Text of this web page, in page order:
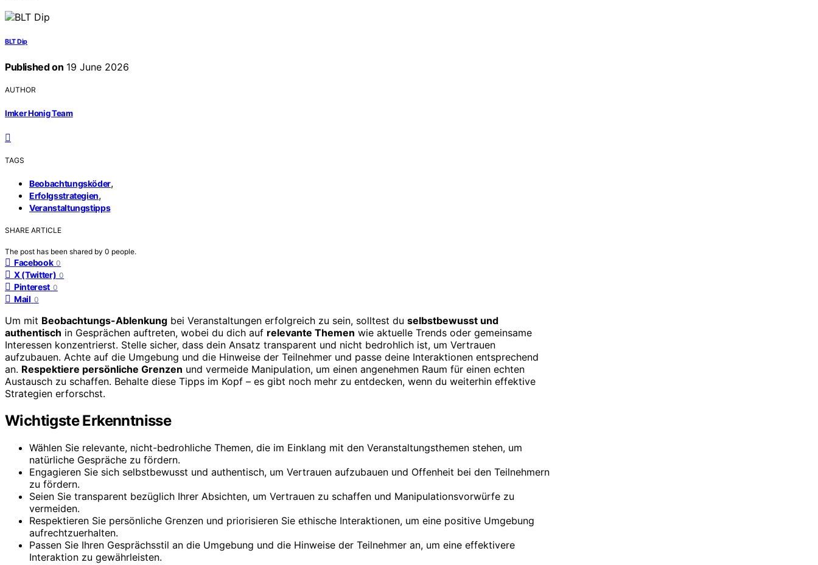
BLT Dip
Published on 19 June 2026
AUTHOR
Imker Honig Team
TAGS
Beobachtungsköder,
Erfolgsstrategien,
Veranstaltungstipps
SHARE ARTICLE
The post has been shared by 0 people.
Facebook 0
X (Twitter) 0
Pinterest 0
Mail 0
Um mit Beobachtungs-Ablenkung bei Veranstaltungen erfolgreich zu sein, solltest du selbstbewusst und
authentisch in Gesprächen auftreten, wobei du dich auf relevante Themen wie aktuelle Trends oder gemeinsame
Interessen konzentrierst. Stelle sicher, dass dein Ansatz transparent und nicht bedrohlich ist, um Vertrauen
aufzubauen. Achte auf die Umgebung und die Hinweise der Teilnehmer und passe deine Interaktionen entsprechend
an. Respektiere persönliche Grenzen und vermeide Manipulation, um einen angenehmen Raum für einen echten
Austausch zu schaffen. Behalte diese Tipps im Kopf – es gibt noch mehr zu entdecken, wenn du weiterhin effektive
Strategien erforschst.
Wichtigste Erkenntnisse
Wählen Sie relevante, nicht-bedrohliche Themen, die im Einklang mit den Veranstaltungsthemen stehen, um
natürliche Gespräche zu fördern.
Engagieren Sie sich selbstbewusst und authentisch, um Vertrauen aufzubauen und Offenheit bei den Teilnehmern
zu fördern.
Seien Sie transparent bezüglich Ihrer Absichten, um Vertrauen zu schaffen und Manipulationsvorwürfe zu
vermeiden.
Respektieren Sie persönliche Grenzen und priorisieren Sie ethische Interaktionen, um eine positive Umgebung
aufrechtzuerhalten.
Passen Sie Ihren Gesprächsstil an die Umgebung und die Hinweise der Teilnehmer an, um eine effektivere
Interaktion zu gewährleisten.